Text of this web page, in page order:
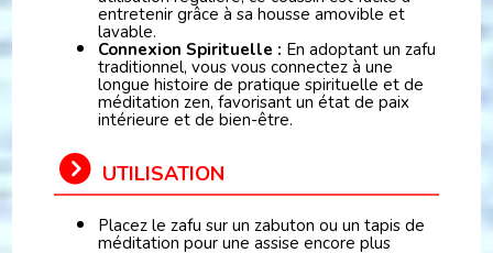
entretenir grâce à sa housse amovible et
lavable.
Connexion Spirituelle : En adoptant un zafu
traditionnel, vous vous connectez à une
longue histoire de pratique spirituelle et de
méditation zen, favorisant un état de paix
intérieure et de bien-être.
UTILISATION
Placez le zafu sur un zabuton ou un tapis de
méditation pour une assise encore plus